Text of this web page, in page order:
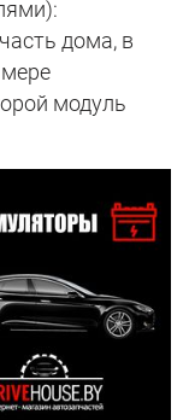
дома, в
модуль